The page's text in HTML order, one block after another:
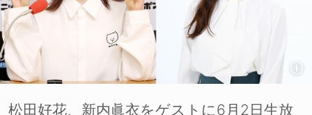
松田好花、新内眞衣をゲストに6月2日生放